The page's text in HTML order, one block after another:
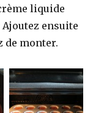
liquide
ensuite
de monter.